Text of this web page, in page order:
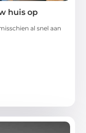
huis op
al snel aan